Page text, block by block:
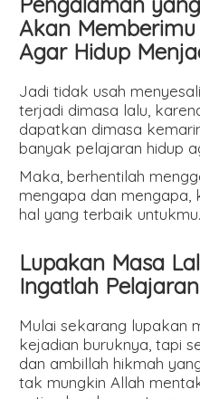
Akan
Agar Hidup
Jadi tidak usah
terjadi dimasa lalu,
dapatkan dimasa
banyak pelajaran hidup
Maka, berhentilah
mengapa dan mengapa,
hal yang terbaik untukmu.
Lupakan Masa
Ingatlah
Mulai sekarang lupakan
kejadian buruknya, tapi
dan ambillah hikmah
tak mungkin Allah